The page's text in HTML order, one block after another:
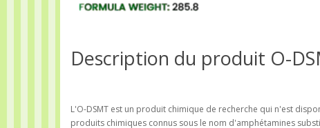
Description du produit O-
L'O-DSMT est un produit chimique de recherche qui n'est
produits chimiques connus sous le nom d'amphétamines